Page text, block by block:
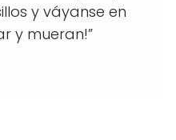
y váyanse en
y mueran!”